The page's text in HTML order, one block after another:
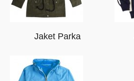
Jaket Parka